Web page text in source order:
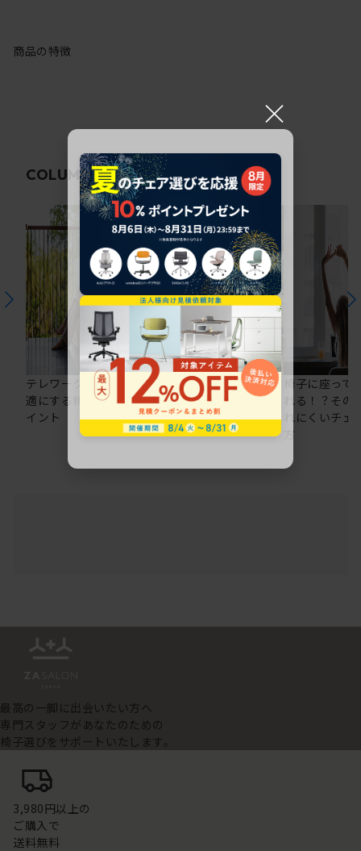
商品の特徴
COLUMN関連コラム
テレワークの仕事を快
適にする椅子選びのポ
イント
在宅ワークにおすすめ
のオフィスチェア5選
椅子に座っ
れる！？その
れにくいチェ
方
最高の一脚に出会いたい方へ
専門スタッフがあなたのための
椅子選びをサポートいたします。
3,980円以上の
ご購入で
送料無料
×